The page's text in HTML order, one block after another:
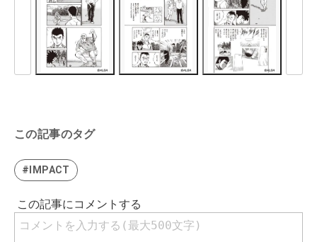
この記事のタグ
#IMPACT